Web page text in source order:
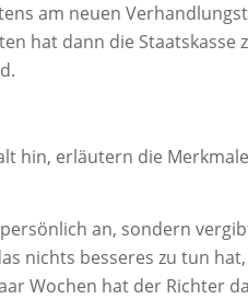
am neuen
hat dann die Staatskasse
hin, erläutern die
an, sondern
nichts besseres zu tun
Wochen hat der Richter